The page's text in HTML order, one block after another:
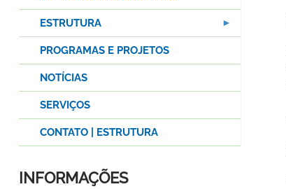
ESTRUTURA
PROGRAMAS E PROJETOS
NOTÍCIAS
SERVIÇOS
CONTATO | ESTRUTURA
INFORMAÇÕES